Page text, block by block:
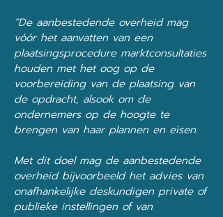
“De aanbestedende overheid mag
vóór het aanvatten van een
plaatsingsprocedure marktconsultaties
houden met het oog op de
voorbereiding van de plaatsing van
de opdracht, alsook om de
ondernemers op de hoogte te
brengen van haar plannen en eisen.
Met dit doel mag de aanbestedende
overheid bijvoorbeeld het advies van
onafhankelijke deskundigen private of
publieke instellingen of van